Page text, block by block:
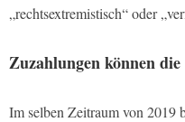
„rechtsextremistisch“ oder
Zuzahlungen können
Im selben Zeitraum von 2019